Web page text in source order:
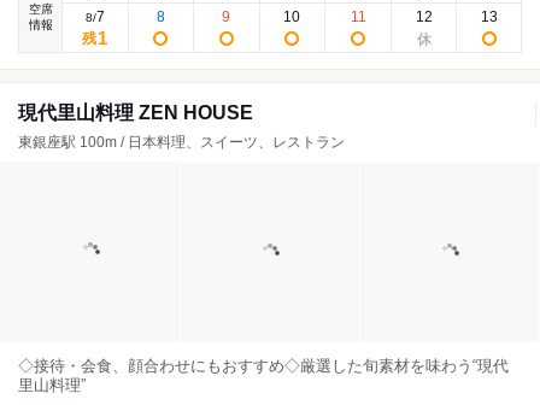
空席
情報
8/7
残1
8 9 10 11 12 13
現代里山料理 ZEN HOUSE
東銀座駅 100m / 日本料理、スイーツ、レストラン
◇接待・会食、顔合わせにもおすすめ◇厳選した旬素材を味わう“現代
里山料理”